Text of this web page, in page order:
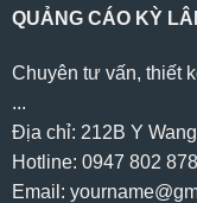
QUẢNG CÁO KỲ
Chuyên tư vấn, thiết
...
Địa chỉ: 212B Y
Hotline: 0947 802 878
Email: